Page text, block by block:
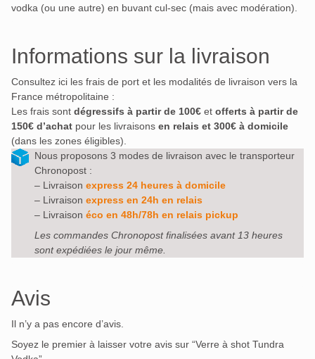
vodka (ou une autre) en buvant cul-sec (mais avec modération).
Informations sur la livraison
Consultez ici les frais de port et les modalités de livraison vers la
France métropolitaine :
Les frais sont dégressifs à partir de 100€ et offerts à partir de
150€ d’achat pour les livraisons en relais et 300€ à domicile
(dans les zones éligibles).
Nous proposons 3 modes de livraison avec le transporteur
Chronopost :
– Livraison express 24 heures à domicile
– Livraison express en 24h en relais
– Livraison éco en 48h/78h en relais pickup
Les commandes Chronopost finalisées avant 13 heures
sont expédiées le jour même.
Avis
Il n’y a pas encore d’avis.
Soyez le premier à laisser votre avis sur “Verre à shot Tundra